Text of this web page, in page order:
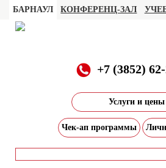
БАРНАУЛ КОНФЕРЕНЦ-ЗАЛ
+7 (3852)
Услуги и цены
Чек-ап программы
Каталог
Диагностика заболеваний почек
Аспартат-аминотрансфераза, Гамма-
общий белок)